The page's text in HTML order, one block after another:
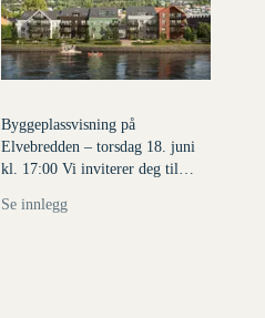
Byggeplassvisning på
Elvebredden – torsdag 18. juni
kl. 17:00 Vi inviterer deg til
Elvebredden torsdag 18. juni kl.
Se innlegg